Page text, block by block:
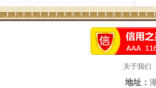
关于我们
地址：